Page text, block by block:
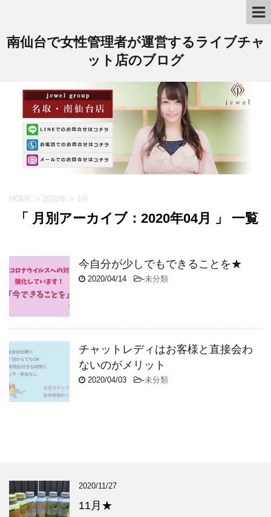
南仙台で女性管理者が運営するライブチャ
ット店のブログ
HOME > 2020年 > 4月
「 月別アーカイブ：2020年04月 」 一覧
今自分が少しでもできることを★
2020/04/14 -未分類
チャットレディはお客様と直接会わ
ないのがメリット
2020/04/03 -未分類
2020/11/27
11月★